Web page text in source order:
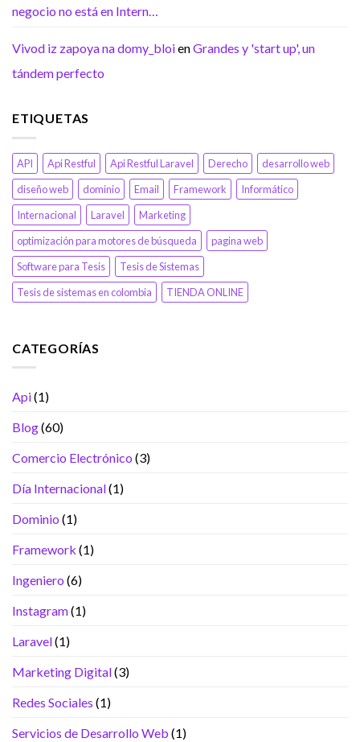
negocio no está en Intern…
Vivod iz zapoya na domy_bloienGrandes y 'start up', un
tándem perfecto
ETIQUETAS
API Api Restful Api Restful Laravel Derecho
desarrollo web
diseño web
dominio Email Framework
Informático
Internacional
Laravel
Marketing
optimización para motores de búsqueda
pagina web
Software para Tesis
Tesis de Sistemas
Tesis de sistemas en colombia
TIENDA ONLINE
CATEGORÍAS
Api(1)
Blog(60)
Comercio Electrónico (3)
Día Internacional(1)
Dominio (1)
Framework (1)
Ingeniero (6)
Instagram(1)
Laravel(1)
Marketing Digital(3)
Redes Sociales (1)
Servicios de Desarrollo Web (1)